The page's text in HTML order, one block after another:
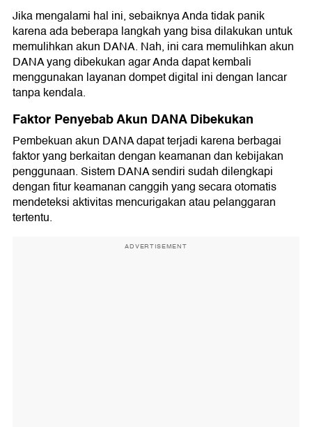
Jika mengalami hal ini, sebaiknya Anda tidak panik
karena ada beberapa langkah yang bisa dilakukan untuk
memulihkan akun DANA. Nah, ini cara memulihkan akun
DANA yang dibekukan agar Anda dapat kembali
menggunakan layanan dompet digital ini dengan lancar
tanpa kendala.
Faktor Penyebab Akun DANA Dibekukan
Pembekuan akun DANA dapat terjadi karena berbagai
faktor yang berkaitan dengan keamanan dan kebijakan
penggunaan. Sistem DANA sendiri sudah dilengkapi
dengan fitur keamanan canggih yang secara otomatis
mendeteksi aktivitas mencurigakan atau pelanggaran
tertentu.
ADVERTISEMENT